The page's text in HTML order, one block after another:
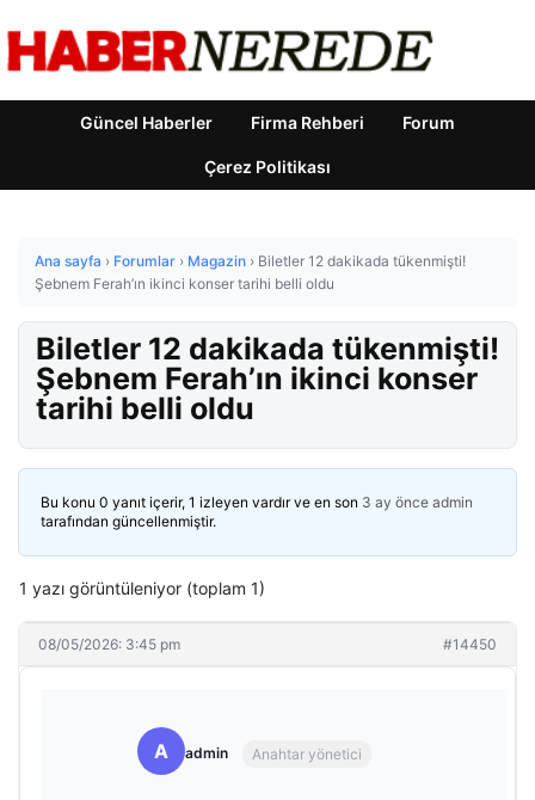
Güncel Haberler Firma Rehberi Forum
Çerez Politikası
Ana sayfa › Forumlar › Magazin › Biletler 12 dakikada tükenmişti!
Şebnem Ferah’ın ikinci konser tarihi belli oldu
Biletler 12 dakikada tükenmişti!
Şebnem Ferah’ın ikinci konser
tarihi belli oldu
Bu konu 0 yanıt içerir, 1 izleyen vardır ve en son 3 ay önce admin
tarafından güncellenmiştir.
1 yazı görüntüleniyor (toplam 1)
08/05/2026: 3:45 pm #14450
A admin Anahtar yönetici